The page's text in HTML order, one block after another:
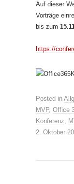
Auf dieser
Vorträge
bis zum
https://
Posted in
MVP, Office
Konferenz,
2. Oktober